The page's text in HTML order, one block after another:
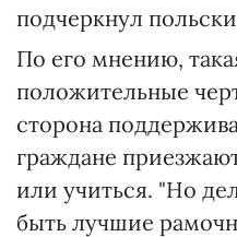
подчеркнул
По его мнению,
положительные
сторона
граждане
или учиться. "Но
быть лучшие